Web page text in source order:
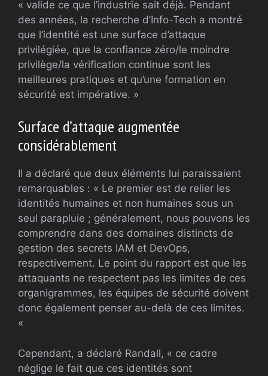
« valide ce que l’industrie sait déjà. Pendant
des années, la recherche d’Info-Tech a montré
que l’identité est une surface d’attaque
privilégiée, que la confiance zéro/le moindre
privilège/la vérification continue sont les
meilleures pratiques et qu’une formation en
sécurité est impérative. »
Surface d’attaque augmentée
considérablement
Il a déclaré que deux éléments lui paraissaient
remarquables : « Le premier est de relier les
identités humaines et non humaines sous un
seul parapluie ; généralement, nous pouvons les
comprendre dans des domaines distincts de
gestion des secrets IAM et DevOps,
respectivement. Le point du rapport est que les
attaquants ne respectent pas les limites de ces
organigrammes, les équipes de sécurité doivent
donc également penser au-delà de ces limites.
«
Cependant, a déclaré Randall, « ce cadre
néglige le fait que ces identités sont